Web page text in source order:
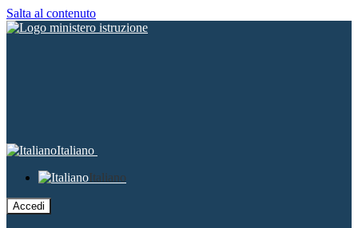
Salta al contenuto
Italiano
Italiano
Accedi